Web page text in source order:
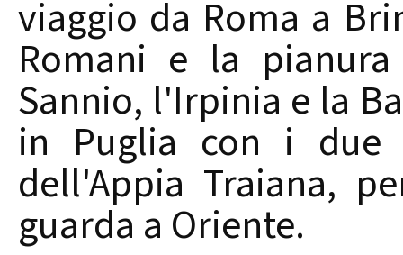
viaggio da Roma a
Romani e la
Sannio, l'Irpinia e la
in Puglia con i due
dell'Appia Traiana,
guarda a Oriente.